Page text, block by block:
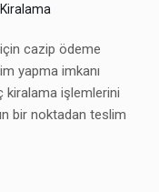
cazip ödeme
yapma imkanı
kiralama işlemlerini
bir noktadan teslim